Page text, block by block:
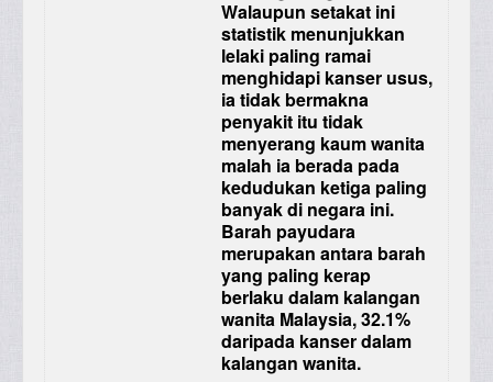
Walaupun setakat ini
statistik menunjukkan
lelaki paling ramai
menghidapi kanser usus,
ia tidak bermakna
penyakit itu tidak
menyerang kaum wanita
malah ia berada pada
kedudukan ketiga paling
banyak di negara ini.
Barah payudara
merupakan antara barah
yang paling kerap
berlaku dalam kalangan
wanita Malaysia, 32.1%
daripada kanser dalam
kalangan wanita.